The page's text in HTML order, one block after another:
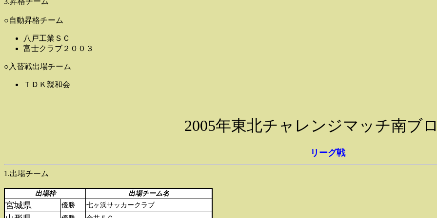
○自動昇格チーム
八戸工業ＳＣ
富士クラブ２００３
○入替戦出場チーム
ＴＤＫ親和会
2005年東北チャレンジマッチ南ブ
リーグ戦
1.出場チーム
出場枠 出場チーム名
宮城県 優勝 七ヶ浜サッカークラブ